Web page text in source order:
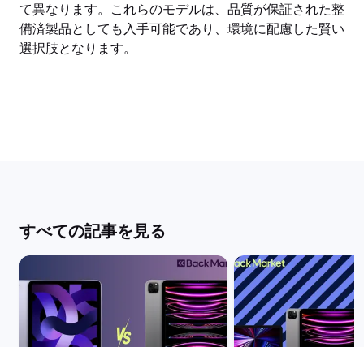
て異なります。これらのモデルは、品質が保証された整
備済製品としても入手可能であり、環境に配慮した賢い
選択肢となります。
すべての記事を見る